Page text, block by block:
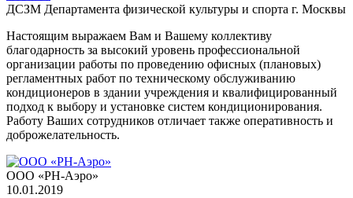
ДСЗМ Департамента физической культуры и спорта г. Москвы
Настоящим выражаем Вам и Вашему коллективу
благодарность за высокий уровень профессиональной
организации работы по проведению офисных (плановых)
регламентных работ по техническому обслуживанию
кондиционеров в здании учреждения и квалифицированный
подход к выбору и установке систем кондиционирования.
Работу Ваших сотрудников отличает также оперативность и
доброжелательность.
ООО «РН-Аэро»
10.01.2019